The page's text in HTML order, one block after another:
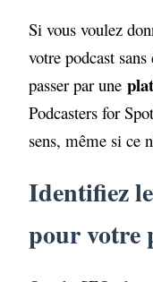
Si vous voulez
votre podcast
passer par une
Podcasters for
sens, même si ce
Identifiez
pour